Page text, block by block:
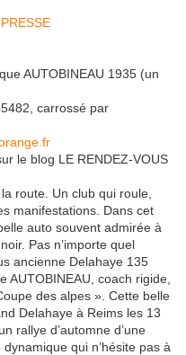
AUTOBINEAU 1935 (un
carrossé par
le blog LE RENDEZ-VOUS
route. Un club qui roule,
manifestations. Dans cet
auto souvent admirée à
Pas n’importe quel
ancienne Delahaye 135
AUTOBINEAU, coach rigide,
des alpes ». Cette belle
Delahaye à Reims les 13
rallye d’automne d’une
qui n’hésite pas à